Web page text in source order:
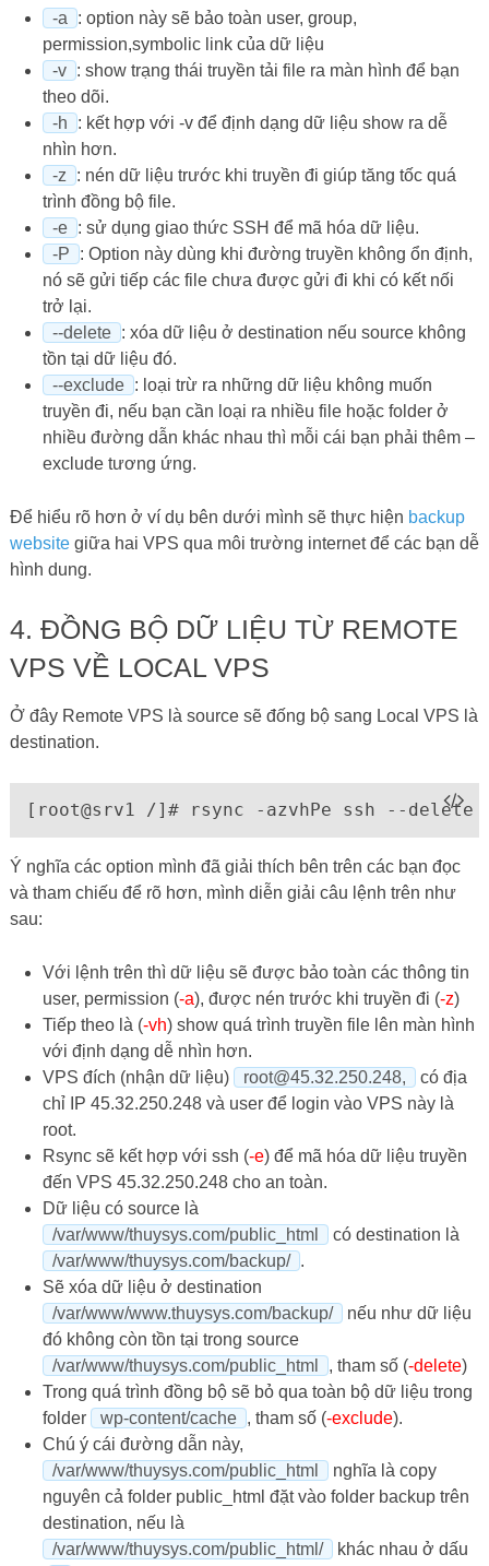
-a
: option này sẽ bảo toàn user, group,
permission,symbolic link của dữ liệu
-v : show trạng thái truyền tải file ra màn hình để bạn
theo dõi.
-h
: kết hợp với -v để định dạng dữ liệu show ra dễ
nhìn hơn.
-z
: nén dữ liệu trước khi truyền đi giúp tăng tốc quá
trình đồng bộ file.
-e : sử dụng giao thức SSH để mã hóa dữ liệu.
-P
: Option này dùng khi đường truyền không ổn định,
nó sẽ gửi tiếp các file chưa được gửi đi khi có kết nối
trở lại.
--delete : xóa dữ liệu ở destination nếu source không
tồn tại dữ liệu đó.
--exclude : loại trừ ra những dữ liệu không muốn
truyền đi, nếu bạn cần loại ra nhiều file hoặc folder ở
nhiều đường dẫn khác nhau thì mỗi cái bạn phải thêm –
exclude tương ứng.
Để hiểu rõ hơn ở ví dụ bên dưới mình sẽ thực hiện backup
websitegiữa hai VPS qua môi trường internet để các bạn dễ
hình dung.
4. ĐỒNG BỘ DỮ LIỆU TỪ REMOTE
VPS VỀ LOCAL VPS
Ở đây Remote VPS là source sẽ đống bộ sang Local VPS là
destination.
[root@srv1 /]# rsync -azvhPe ssh --delete
Ý nghĩa các option mình đã giải thích bên trên các bạn đọc
và tham chiếu để rõ hơn, mình diễn giải câu lệnh trên như
sau:
Với lệnh trên thì dữ liệu sẽ được bảo toàn các thông tin
user, permission (-a), được nén trước khi truyền đi (-z)
Tiếp theo là (-vh) show quá trình truyền file lên màn hình
với định dạng dễ nhìn hơn.
VPS đích (nhận dữ liệu)
root@45.32.250.248,
có địa
chỉ IP 45.32.250.248 và user để login vào VPS này là
root.
Rsync sẽ kết hợp với ssh (-e) để mã hóa dữ liệu truyền
đến VPS 45.32.250.248 cho an toàn.
Dữ liệu có source là
/var/www/thuysys.com/public_html
có destination là
/var/www/thuysys.com/backup/ .
Sẽ xóa dữ liệu ở destination
/var/www/www.thuysys.com/backup/
nếu như dữ liệu
đó không còn tồn tại trong source
/var/www/thuysys.com/public_html
, tham số (-delete)
Trong quá trình đồng bộ sẽ bỏ qua toàn bộ dữ liệu trong
folder
wp-content/cache , tham số (-exclude).
Chú ý cái đường dẫn này,
/var/www/thuysys.com/public_html
nghĩa là copy
nguyên cả folder public_html đặt vào folder backup trên
destination, nếu là
/var/www/thuysys.com/public_html/
khác nhau ở dấu